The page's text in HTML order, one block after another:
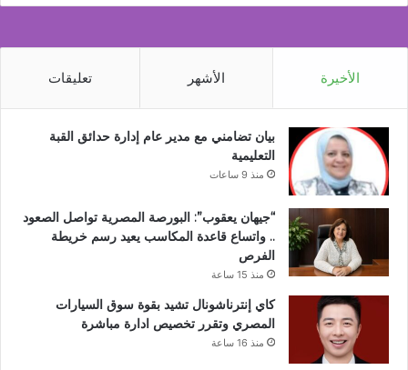
الأخيرة الأشهر تعليقات
بيان تضامني مع مدير عام إدارة حدائق القبة
التعليمية
منذ 9 ساعات
“جيهان يعقوب”: البورصة المصرية تواصل الصعود
.. واتساع قاعدة المكاسب يعيد رسم خريطة
الفرص
منذ 15 ساعة
كاي إنترناشونال تشيد بقوة سوق السيارات
المصري وتقرر تخصيص ادارة مباشرة
منذ 16 ساعة